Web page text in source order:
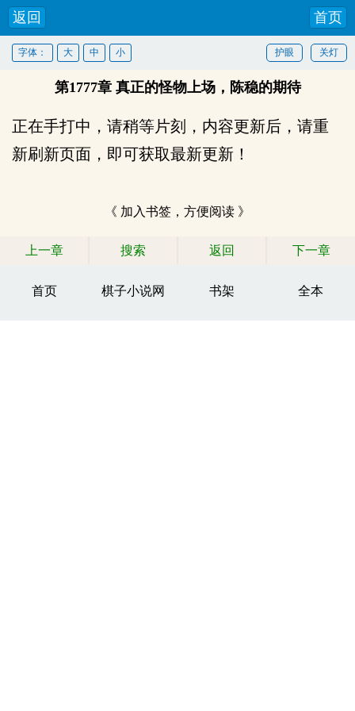
返回 首页
关灯
护眼
字体： 大 中 小
第1777章 真正的怪物上场，陈稳的期待
正在手打中，请稍等片刻，内容更新后，请重
新刷新页面，即可获取最新更新！
《 加入书签，方便阅读 》
上一章 搜索 返回 下一章
首页 棋子小说网 书架 全本